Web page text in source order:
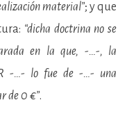
material”; y que
“dicha doctrina no se
en la que, -…-, la
-…- lo fue de -…- una
de 0 €”.